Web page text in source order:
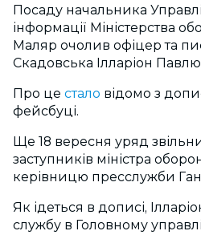
Посаду начальника
інформації Міністерства
Маляр очолив офіцер та
Скадовська Ілларіон
Про це стало відомо з
фейсбуці.
Ще 18 вересня уряд
заступників міністра
керівницю пресслужби
Як ідеться в дописі,
службу в Головному